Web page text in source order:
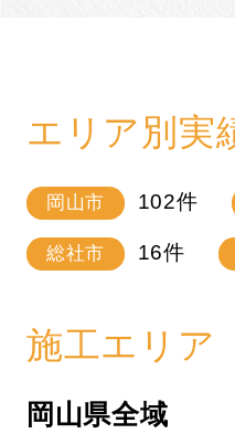
エリア別実
岡山市 102件
総社市 16件
施工エリア
岡山県全域